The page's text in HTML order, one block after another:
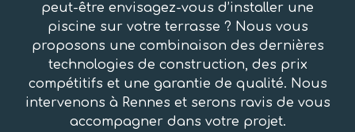
peut-être envisagez-vous d’installer une
piscine sur votre terrasse ? Nous vous
proposons une combinaison des dernières
technologies de construction, des prix
compétitifs et une garantie de qualité. Nous
intervenons à Rennes et serons ravis de vous
accompagner dans votre projet.